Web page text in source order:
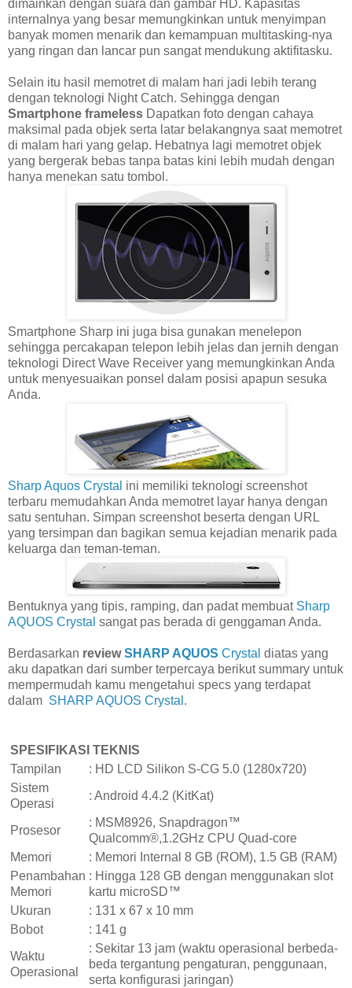
dimainkan dengan suara dan gambar HD. Kapasitas
internalnya yang besar memungkinkan untuk menyimpan
banyak momen menarik dan kemampuan multitasking-nya
yang ringan dan lancar pun sangat mendukung aktifitasku.
Selain itu hasil memotret di malam hari jadi lebih terang
dengan teknologi Night Catch. Sehingga dengan
Smartphone frameless Dapatkan foto dengan cahaya
maksimal pada objek serta latar belakangnya saat memotret
di malam hari yang gelap. Hebatnya lagi memotret objek
yang bergerak bebas tanpa batas kini lebih mudah dengan
hanya menekan satu tombol.
Smartphone Sharp ini juga bisa gunakan menelepon
sehingga percakapan telepon lebih jelas dan jernih dengan
teknologi Direct Wave Receiver yang memungkinkan Anda
untuk menyesuaikan ponsel dalam posisi apapun sesuka
Anda.
Sharp Aquos Crystal ini memiliki teknologi screenshot
terbaru memudahkan Anda memotret layar hanya dengan
satu sentuhan. Simpan screenshot beserta dengan URL
yang tersimpan dan bagikan semua kejadian menarik pada
keluarga dan teman-teman.
Bentuknya yang tipis, ramping, dan padat membuat Sharp
AQUOS Crystal sangat pas berada di genggaman Anda.
Berdasarkan reviewSHARP AQUOS Crystal diatas yang
aku dapatkan dari sumber terpercaya berikut summary untuk
mempermudah kamu mengetahui specs yang terdapat
dalam SHARP AQUOS Crystal .
SPESIFIKASI TEKNIS
Tampilan
: HD LCD Silikon S-CG 5.0 (1280x720)
Sistem
Operasi
: Android 4.4.2 (KitKat)
Prosesor
: MSM8926, Snapdragon™
Qualcomm®,1.2GHz CPU Quad-core
Memori
: Memori Internal 8 GB (ROM), 1.5 GB (RAM)
Penambahan
Memori
: Hingga 128 GB dengan menggunakan slot
kartu microSD™
Ukuran
: 131 x 67 x 10 mm
Bobot
: 141 g
Waktu
Operasional
: Sekitar 13 jam (waktu operasional berbeda-
beda tergantung pengaturan, penggunaan,
serta konfigurasi jaringan)